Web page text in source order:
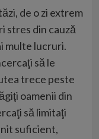
de o zi extrem
stres din cauză
multe lucruri.
să le
trece peste
oamenii din
să limitaţi
suficient,